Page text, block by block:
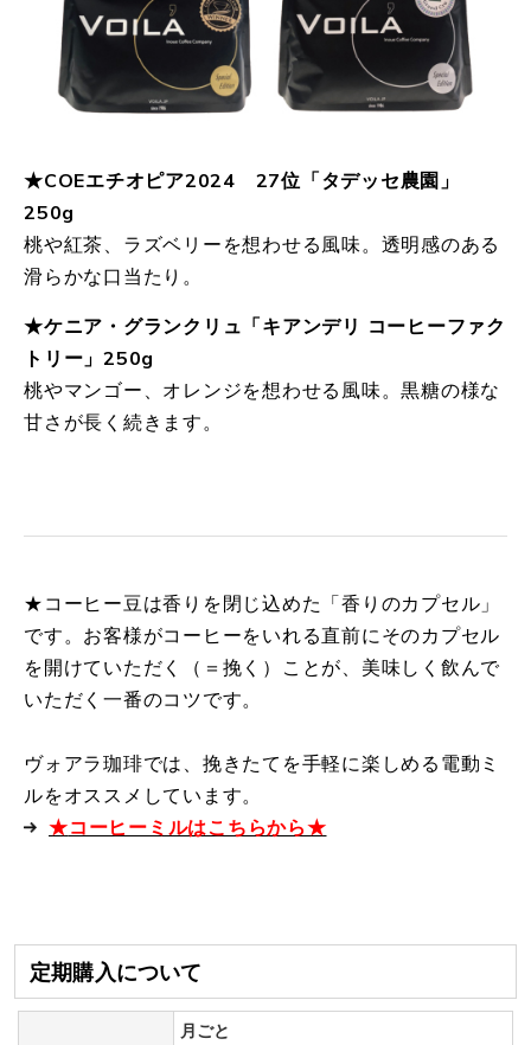
★COEエチオピア2024 27位「タデッセ農園」
250g
桃や紅茶、ラズベリーを想わせる風味。透明感のある
滑らかな口当たり。
★ケニア・グランクリュ 「キアンデリ コーヒーファク
トリー 」 250g
桃やマンゴー、オレンジを想わせる風味。黒糖の様な
甘さが長く続きます。
★コーヒー豆は香りを閉じ込めた「香りのカプセル」
です。お客様がコーヒーをいれる直前にそのカプセル
を開けていただく（＝挽く）ことが、美味しく飲んで
いただく一番のコツです。
ヴォアラ珈琲では、挽きたてを手軽に楽しめる電動ミ
ルをオススメしています。
★コーヒーミルはこちらから★
定期購入について
月ごと